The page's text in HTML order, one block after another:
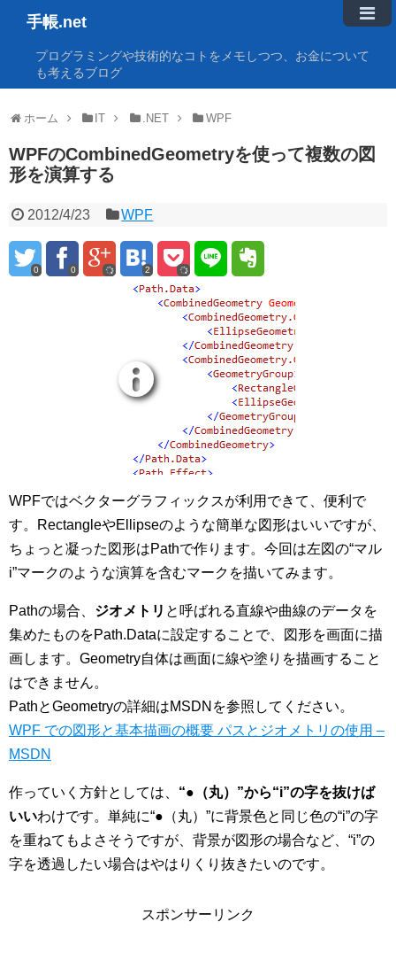
手帳.net
プログラミングや技術的なコトをメモしつつ、お金について
も考えるブログ
ホーム IT .NET WPF
WPFのCombinedGeometryを使って複数の図
形を演算する
2012/4/23 WPF
0 0 2
WPFではベクターグラフィックスが利用できて、便利で
す。RectangleやEllipseのような簡単な図形はいいですが、
ちょっと凝った図形はPathで作ります。今回は左図の“マル
i”マークのような演算を含むマークを描いてみます。
Pathの場合、 ジオメトリ と呼ばれる直線や曲線のデータを
集めたものをPath.Dataに設定することで、図形を画面に描
画します。Geometry自体は画面に線や塗りを描画すること
はできません。
PathとGeometryの詳細はMSDNを参照してください。
WPF での図形と基本描画の概要 パスとジオメトリの使用 –
MSDN
作っていく方針としては、 “●（丸）”から“i”の字を抜けば
いいわけです。単純に“●（丸）”に背景色と同じ色の“i”の字
を重ねてもよさそうですが、背景が図形の場合など、“i”の
字を透過したい場合はやはりくり抜きたいのです。
スポンサーリンク